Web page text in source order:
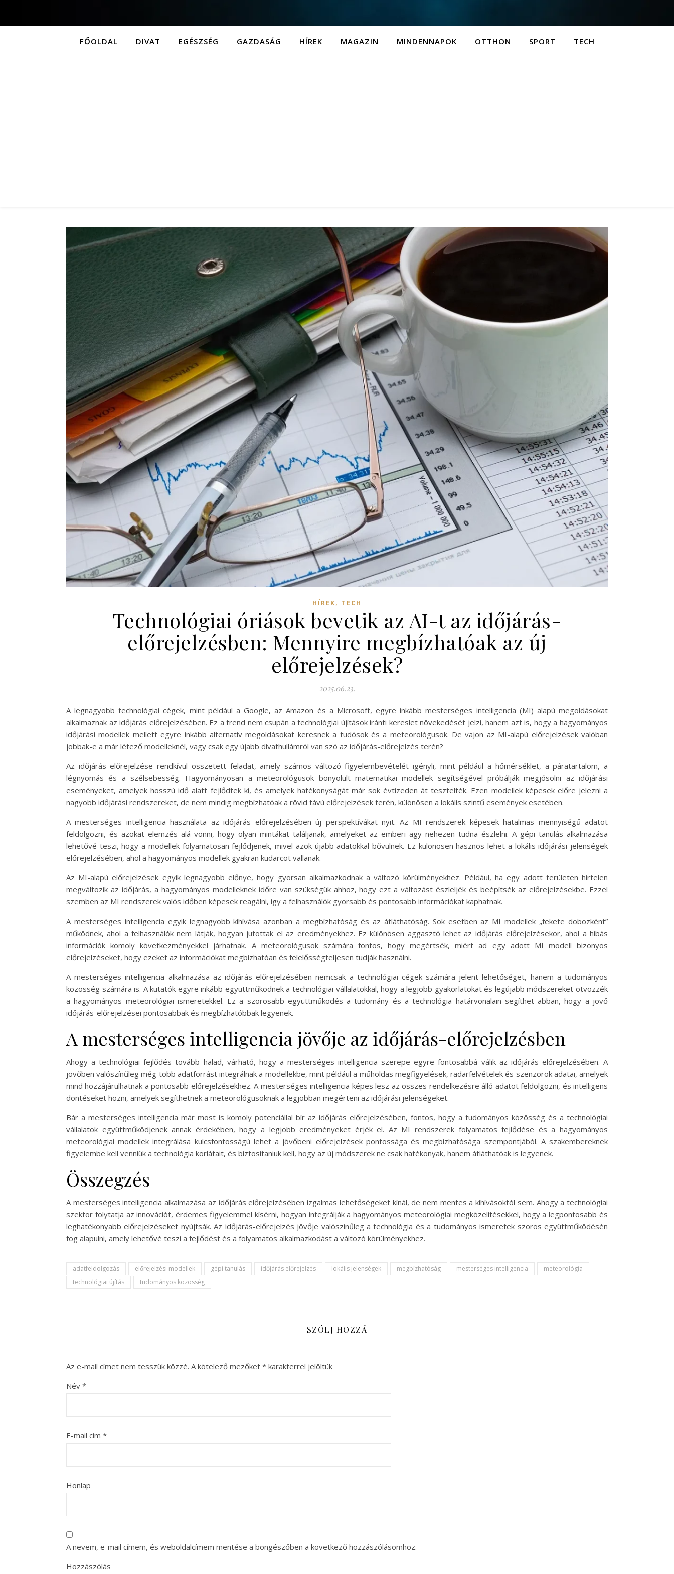
FŐOLDAL DIVAT EGÉSZSÉG GAZDASÁG HÍREK MAGAZIN MINDENNAPOK OTTHON SPORT TECH
HÍREK, TECH
Technológiai óriások bevetik az AI-t az időjárás-
előrejelzésben: Mennyire megbízhatóak az új
előrejelzések?
2025.06.23.
A legnagyobb technológiai cégek, mint például a Google, az Amazon és a Microsoft, egyre inkább mesterséges intelligencia (MI) alapú megoldásokat
alkalmaznak az időjárás előrejelzésében. Ez a trend nem csupán a technológiai újítások iránti kereslet növekedését jelzi, hanem azt is, hogy a hagyományos
időjárási modellek mellett egyre inkább alternatív megoldásokat keresnek a tudósok és a meteorológusok. De vajon az MI-alapú előrejelzések valóban
jobbak-e a már létező modelleknél, vagy csak egy újabb divathullámról van szó az időjárás-előrejelzés terén?
Az időjárás előrejelzése rendkívül összetett feladat, amely számos változó figyelembevételét igényli, mint például a hőmérséklet, a páratartalom, a
légnyomás és a szélsebesség. Hagyományosan a meteorológusok bonyolult matematikai modellek segítségével próbálják megjósolni az időjárási
eseményeket, amelyek hosszú idő alatt fejlődtek ki, és amelyek hatékonyságát már sok évtizeden át tesztelték. Ezen modellek képesek előre jelezni a
nagyobb időjárási rendszereket, de nem mindig megbízhatóak a rövid távú előrejelzések terén, különösen a lokális szintű események esetében.
A mesterséges intelligencia használata az időjárás előrejelzésében új perspektívákat nyit. Az MI rendszerek képesek hatalmas mennyiségű adatot
feldolgozni, és azokat elemzés alá vonni, hogy olyan mintákat találjanak, amelyeket az emberi agy nehezen tudna észlelni. A gépi tanulás alkalmazása
lehetővé teszi, hogy a modellek folyamatosan fejlődjenek, mivel azok újabb adatokkal bővülnek. Ez különösen hasznos lehet a lokális időjárási jelenségek
előrejelzésében, ahol a hagyományos modellek gyakran kudarcot vallanak.
Az MI-alapú előrejelzések egyik legnagyobb előnye, hogy gyorsan alkalmazkodnak a változó körülményekhez. Például, ha egy adott területen hirtelen
megváltozik az időjárás, a hagyományos modelleknek időre van szükségük ahhoz, hogy ezt a változást észleljék és beépítsék az előrejelzésekbe. Ezzel
szemben az MI rendszerek valós időben képesek reagálni, így a felhasználók gyorsabb és pontosabb információkat kaphatnak.
A mesterséges intelligencia egyik legnagyobb kihívása azonban a megbízhatóság és az átláthatóság. Sok esetben az MI modellek „fekete dobozként”
működnek, ahol a felhasználók nem látják, hogyan jutottak el az eredményekhez. Ez különösen aggasztó lehet az időjárás előrejelzésekor, ahol a hibás
információk komoly következményekkel járhatnak. A meteorológusok számára fontos, hogy megértsék, miért ad egy adott MI modell bizonyos
előrejelzéseket, hogy ezeket az információkat megbízhatóan és felelősségteljesen tudják használni.
A mesterséges intelligencia alkalmazása az időjárás előrejelzésében nemcsak a technológiai cégek számára jelent lehetőséget, hanem a tudományos
közösség számára is. A kutatók egyre inkább együttműködnek a technológiai vállalatokkal, hogy a legjobb gyakorlatokat és legújabb módszereket ötvözzék
a hagyományos meteorológiai ismeretekkel. Ez a szorosabb együttműködés a tudomány és a technológia határvonalain segíthet abban, hogy a jövő
időjárás-előrejelzései pontosabbak és megbízhatóbbak legyenek.
A mesterséges intelligencia jövője az időjárás-előrejelzésben
Ahogy a technológiai fejlődés tovább halad, várható, hogy a mesterséges intelligencia szerepe egyre fontosabbá válik az időjárás előrejelzésében. A
jövőben valószínűleg még több adatforrást integrálnak a modellekbe, mint például a műholdas megfigyelések, radarfelvételek és szenzorok adatai, amelyek
mind hozzájárulhatnak a pontosabb előrejelzésekhez. A mesterséges intelligencia képes lesz az összes rendelkezésre álló adatot feldolgozni, és intelligens
döntéseket hozni, amelyek segíthetnek a meteorológusoknak a legjobban megérteni az időjárási jelenségeket.
Bár a mesterséges intelligencia már most is komoly potenciállal bír az időjárás előrejelzésében, fontos, hogy a tudományos közösség és a technológiai
vállalatok együttműködjenek annak érdekében, hogy a legjobb eredményeket érjék el. Az MI rendszerek folyamatos fejlődése és a hagyományos
meteorológiai modellek integrálása kulcsfontosságú lehet a jövőbeni előrejelzések pontossága és megbízhatósága szempontjából. A szakembereknek
figyelembe kell venniük a technológia korlátait, és biztosítaniuk kell, hogy az új módszerek ne csak hatékonyak, hanem átláthatóak is legyenek.
Összegzés
A mesterséges intelligencia alkalmazása az időjárás előrejelzésében izgalmas lehetőségeket kínál, de nem mentes a kihívásoktól sem. Ahogy a technológiai
szektor folytatja az innovációt, érdemes figyelemmel kísérni, hogyan integrálják a hagyományos meteorológiai megközelítésekkel, hogy a legpontosabb és
leghatékonyabb előrejelzéseket nyújtsák. Az időjárás-előrejelzés jövője valószínűleg a technológia és a tudományos ismeretek szoros együttműködésén
fog alapulni, amely lehetővé teszi a fejlődést és a folyamatos alkalmazkodást a változó körülményekhez.
adatfeldolgozás előrejelzési modellek gépi tanulás időjárás előrejelzés lokális jelenségek megbízhatóság mesterséges intelligencia
meteorológia
technológiai újítás
tudományos közösség
SZÓLJ HOZZÁ
Az e-mail címet nem tesszük közzé. A kötelező mezőket * karakterrel jelöltük
Név *
E-mail cím *
Honlap
A nevem, e-mail címem, és weboldalcímem mentése a böngészőben a következő hozzászólásomhoz.
Hozzászólás